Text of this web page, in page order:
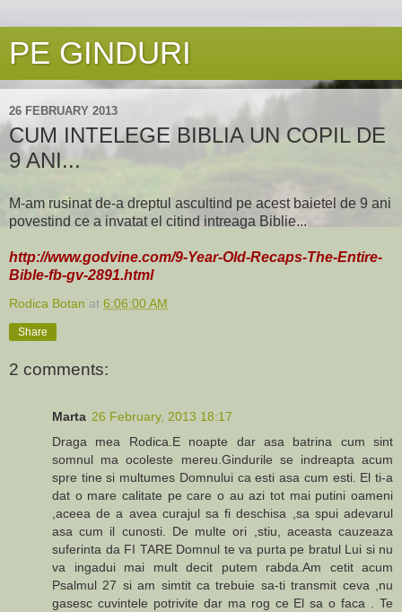
PE GINDURI
26 FEBRUARY 2013
CUM INTELEGE BIBLIA UN COPIL DE
9 ANI...
M-am rusinat de-a dreptul ascultind pe acest baietel de 9 ani
povestind ce a invatat el citind intreaga Biblie...
http://www.godvine.com/9-Year-Old-Recaps-The-Entire-
Bible-fb-gv-2891.html
Rodica Botan at 6:06:00 AM
Share
2 comments:
Marta 26 February, 2013 18:17
Draga mea Rodica.E noapte dar asa batrina cum sint
somnul ma ocoleste mereu.Gindurile se indreapta acum
spre tine si multumes Domnului ca esti asa cum esti. El ti-a
dat o mare calitate pe care o au azi tot mai putini oameni
,aceea de a avea curajul sa fi deschisa ,sa spui adevarul
asa cum il cunosti. De multe ori ,stiu, aceasta cauzeaza
suferinta da FI TARE Domnul te va purta pe bratul Lui si nu
va ingadui mai mult decit putem rabda.Am cetit acum
Psalmul 27 si am simtit ca trebuie sa-ti transmit ceva ,nu
gasesc cuvintele potrivite dar ma rog ce El sa o faca . Te